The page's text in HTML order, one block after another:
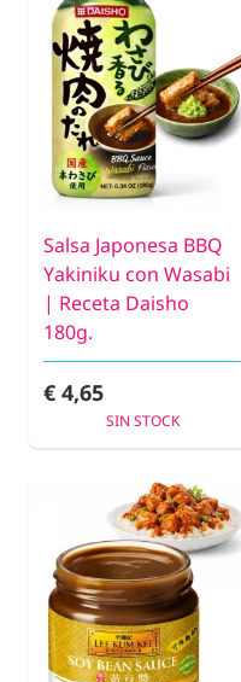
Salsa Japonesa BBQ
Yakiniku con Wasabi
| Receta Daisho
180g.
€ 4,65
SIN STOCK